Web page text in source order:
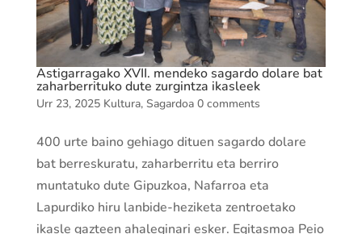
Astigarragako XVII. mendeko sagardo dolare bat
zaharberrituko dute zurgintza ikasleek
Urr 23, 2025 Kultura, Sagardoa 0 comments
400 urte baino gehiago dituen sagardo dolare
bat berreskuratu, zaharberritu eta berriro
muntatuko dute Gipuzkoa, Nafarroa eta
Lapurdiko hiru lanbide-heziketa zentroetako
ikasle gazteen ahaleginari esker. Egitasmoa Peio